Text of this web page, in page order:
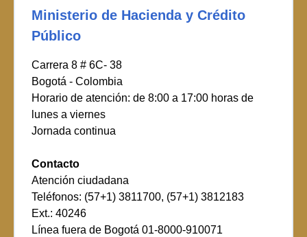
Ministerio de Hacienda y Crédito
Público
Carrera 8 # 6C- 38
Bogotá - Colombia
Horario de atención: de 8:00 a 17:00 horas de
lunes a viernes
Jornada continua
Contacto
Atención ciudadana
Teléfonos: (57+1) 3811700, (57+1) 3812183
Ext.: 40246
Línea fuera de Bogotá 01-8000-910071